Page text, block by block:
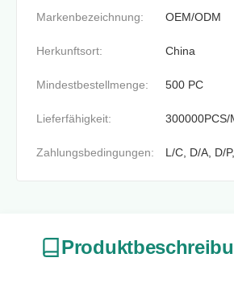
Markenbezeichnung: OEM/ODM
Herkunftsort: China
Mindestbestellmenge: 500 PC
Lieferfähigkeit: 300000PCS/
Zahlungsbedingungen: L/C, D/A, D/